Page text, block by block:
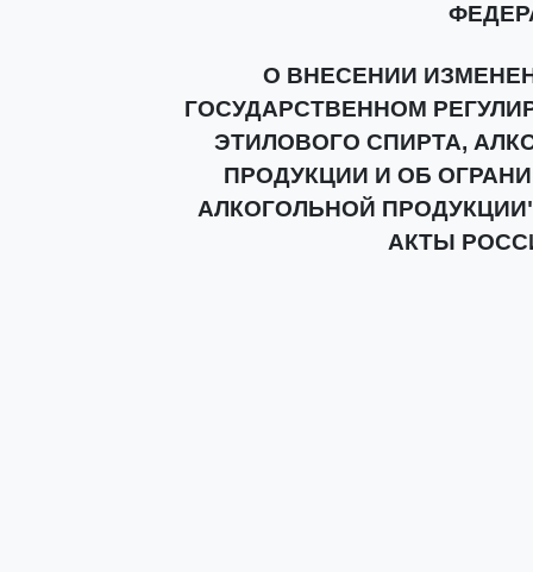
О ВНЕСЕНИИ
ГОСУДАРСТВЕННОМ
ЭТИЛОВОГО СПИРТА,
ПРОДУКЦИИ И ОБ
АЛКОГОЛЬНОЙ
АКТЫ